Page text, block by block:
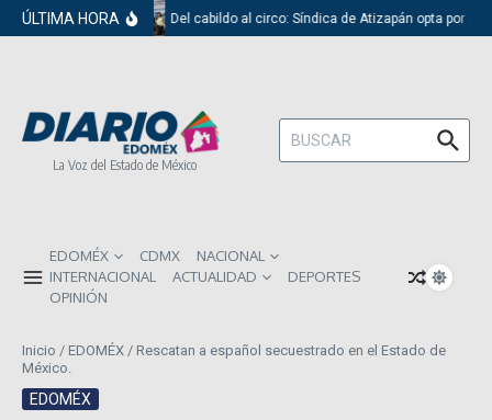
Saltar al contenido
ÚLTIMA HORA Del cabildo al circo: Síndica de Atizapán opta por el
La Voz del Estado de México
Buscar:
EDOMÉX CDMX
NACIONAL
INTERNACIONAL
ACTUALIDAD
DEPORTES
OPINIÓN
Inicio / EDOMÉX / Rescatan a español secuestrado en el Estado de
México.
EDOMÉX